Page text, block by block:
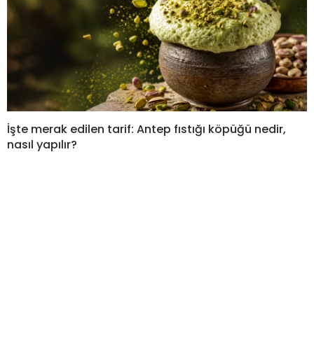
İşte merak edilen tarif: Antep fıstığı köpüğü nedir,
nasıl yapılır?